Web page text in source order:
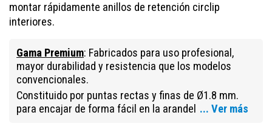
montar rápidamente anillos de retención circlip
interiores.
Gama Premium: Fabricados para uso profesional,
mayor durabilidad y resistencia que los modelos
convencionales.
Constituido por puntas rectas yfinas de Ø1.8 mm.
para encajar de forma fácil en la arandel ... Ver más